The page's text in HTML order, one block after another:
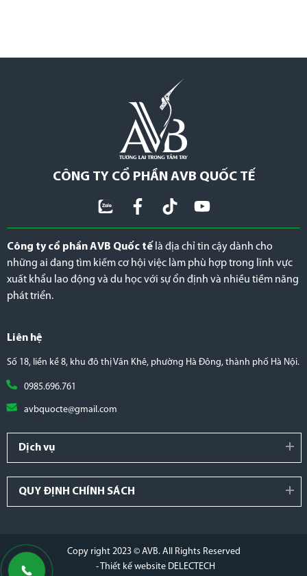
CÔNG TY CỔ PHẦN AVB QUỐC TẾ
Công ty cổ phần AVB Quốc tế là địa chỉ tin cậy dành cho
những ai đang tìm kiếm cơ hội việc làm phù hợp trong lĩnh vực
xuất khẩu lao động và du học với sự ổn định và nhiều tiềm năng
phát triển.
Liên hệ
Số 18, liền kề 8, khu đô thị Văn Khê, phường Hà Đông, thành phố Hà Nội.
0985.696.761
avbquocte@gmail.com
Dịch vụ
QUY ĐỊNH CHÍNH SÁCH
Copy right 2023 © AVB. All Rights Reserved
- Thiết kế website DELECTECH